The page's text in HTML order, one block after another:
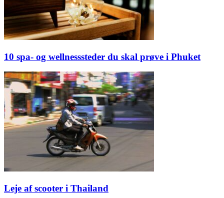
10 spa- og wellnesssteder du skal prøve i Phuket
Leje af scooter i Thailand